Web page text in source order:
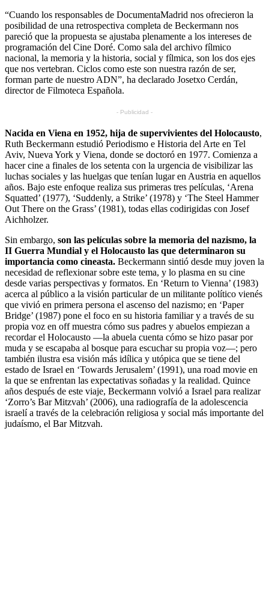
“Cuando los responsables de DocumentaMadrid nos ofrecieron la
posibilidad de una retrospectiva completa de Beckermann nos
pareció que la propuesta se ajustaba plenamente a los intereses de
programación del Cine Doré. Como sala del archivo fílmico
nacional, la memoria y la historia, social y fílmica, son los dos ejes
que nos vertebran. Ciclos como este son nuestra razón de ser,
forman parte de nuestro ADN”, ha declarado Josetxo Cerdán,
director de Filmoteca Española.
- Publicidad -
Nacida en Viena en 1952, hija de supervivientes del Holocausto,
Ruth Beckermann estudió Periodismo e Historia del Arte en Tel
Aviv, Nueva York y Viena, donde se doctoró en 1977. Comienza a
hacer cine a finales de los setenta con la urgencia de visibilizar las
luchas sociales y las huelgas que tenían lugar en Austria en aquellos
años. Bajo este enfoque realiza sus primeras tres películas, ‘Arena
Squatted’ (1977), ‘Suddenly, a Strike’ (1978) y ‘The Steel Hammer
Out There on the Grass’ (1981), todas ellas codirigidas con Josef
Aichholzer.
Sin embargo, son las películas sobre la memoria del nazismo, la
II Guerra Mundial y el Holocausto las que determinaron su
importancia como cineasta. Beckermann sintió desde muy joven la
necesidad de reflexionar sobre este tema, y lo plasma en su cine
desde varias perspectivas y formatos. En ‘Return to Vienna’ (1983)
acerca al público a la visión particular de un militante político vienés
que vivió en primera persona el ascenso del nazismo; en ‘Paper
Bridge’ (1987) pone el foco en su historia familiar y a través de su
propia voz en off muestra cómo sus padres y abuelos empiezan a
recordar el Holocausto —la abuela cuenta cómo se hizo pasar por
muda y se escapaba al bosque para escuchar su propia voz—; pero
también ilustra esa visión más idílica y utópica que se tiene del
estado de Israel en ‘Towards Jerusalem’ (1991), una road movie en
la que se enfrentan las expectativas soñadas y la realidad. Quince
años después de este viaje, Beckermann volvió a Israel para realizar
‘Zorro’s Bar Mitzvah’ (2006), una radiografía de la adolescencia
israelí a través de la celebración religiosa y social más importante del
judaísmo, el Bar Mitzvah.